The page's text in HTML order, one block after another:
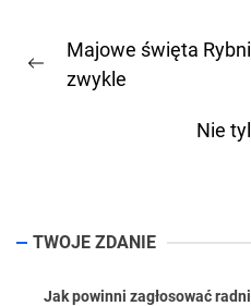
wpisu
Previous
Majowe święta
zwykle
Nie
TWOJE ZDANIE
Jak powinni zagłosować